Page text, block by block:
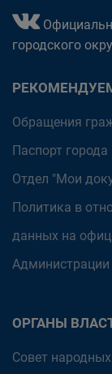
городского
Обращения
Паспорт города
Отдел "Мои
Политика в
данных на
Администрации
ОРГАНЫ
Совет